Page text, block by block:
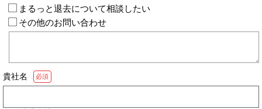
まるっと退去について相談したい
その他のお問い合わせ
貴社名 必須